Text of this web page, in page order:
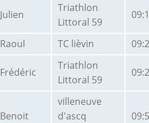
Julien
Triathlon
Littoral 59
Raoul TC lièvin
Frédéric
Triathlon
Littoral 59
Benoit
villeneuve
d'ascq